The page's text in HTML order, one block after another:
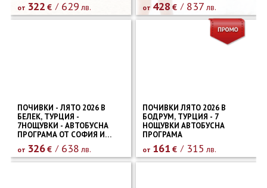
от 322 € 629 лв. от 428 € 837 лв.
ПОЧИВКИ - ЛЯТО 2026 В
БЕЛЕК, ТУРЦИЯ -
7НОЩУВКИ - АВТОБУСНА
ПРОГРАМА ОТ СОФИЯ И
ПЛОВДИВ
от 326€ 638 лв.
ПОЧИВКИ ЛЯТО 2026 В
БОДРУМ, ТУРЦИЯ - 7
НОЩУВКИ АВТОБУСНА
ПРОГРАМА
от 161 € 315 лв.